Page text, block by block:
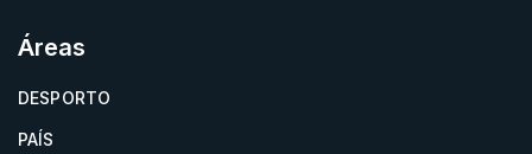
Áreas
DESPORTO
PAÍS